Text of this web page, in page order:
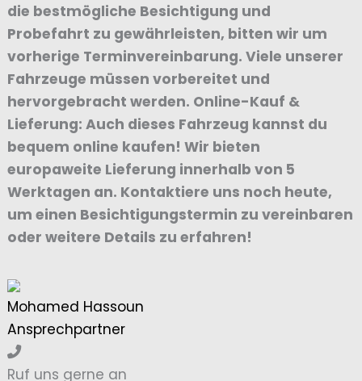
die bestmögliche Besichtigung und
Probefahrt zu gewährleisten, bitten wir um
vorherige Terminvereinbarung. Viele unserer
Fahrzeuge müssen vorbereitet und
hervorgebracht werden. Online-Kauf &
Lieferung: Auch dieses Fahrzeug kannst du
bequem online kaufen! Wir bieten
europaweite Lieferung innerhalb von 5
Werktagen an. Kontaktiere uns noch heute,
um einen Besichtigungstermin zu vereinbaren
oder weitere Details zu erfahren!
Mohamed Hassoun
Ansprechpartner
Ruf uns gerne an